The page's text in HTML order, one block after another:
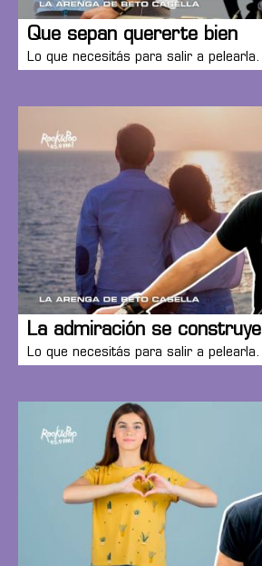
Que sepan quererte bien
Lo que necesitás para salir a pelearla.
La admiración se construye
Lo que necesitás para salir a pelearla.